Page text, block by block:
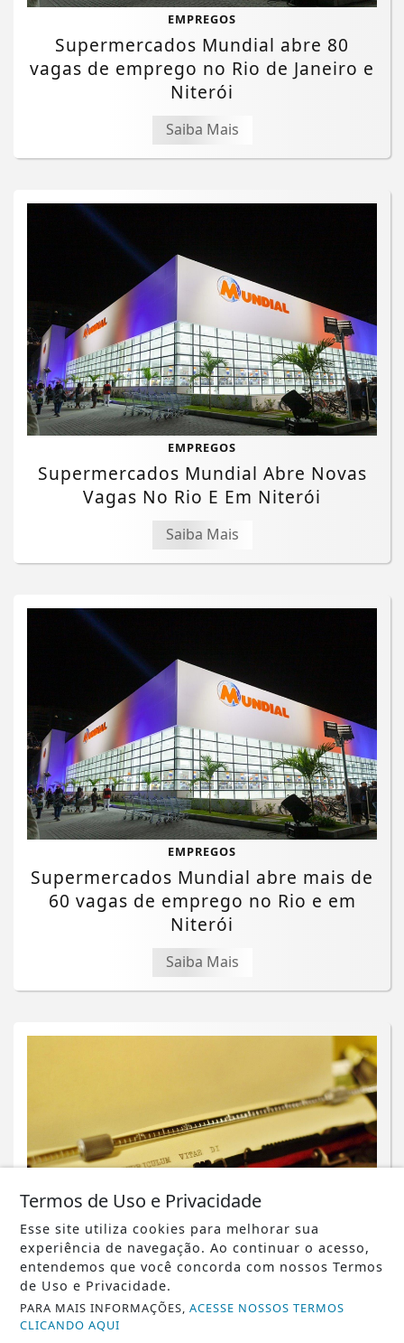
EMPREGOS
Supermercados Mundial abre 80
vagas de emprego no Rio de Janeiro e
Niterói
Saiba Mais
EMPREGOS
Supermercados Mundial Abre Novas
Vagas No Rio E Em Niterói
Saiba Mais
EMPREGOS
Supermercados Mundial abre mais de
60 vagas de emprego no Rio e em
Niterói
Saiba Mais
Supermercados Mundial abre 50
vagas para Jovem Aprendiz em Niterói
Termos de Uso e Privacidade
Esse site utiliza cookies para melhorar sua
experiência de navegação. Ao continuar o acesso,
entendemos que você concorda com nossos Termos
de Uso e Privacidade.
PARA MAIS INFORMAÇÕES,ACESSE NOSSOS TERMOS
CLICANDO AQUI